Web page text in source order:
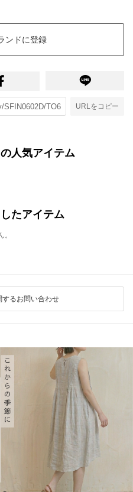
ンドに登録
URLをコピー
人気アイテム
たアイテム
するお問い合わせ